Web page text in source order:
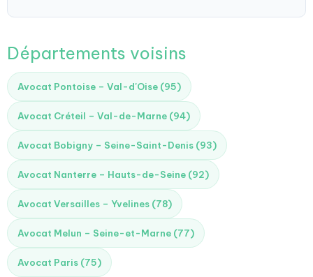
Départements voisins
Avocat Pontoise – Val-d'Oise (95)
Avocat Créteil – Val-de-Marne (94)
Avocat Bobigny – Seine-Saint-Denis (93)
Avocat Nanterre – Hauts-de-Seine (92)
Avocat Versailles – Yvelines (78)
Avocat Melun – Seine-et-Marne (77)
Avocat Paris (75)